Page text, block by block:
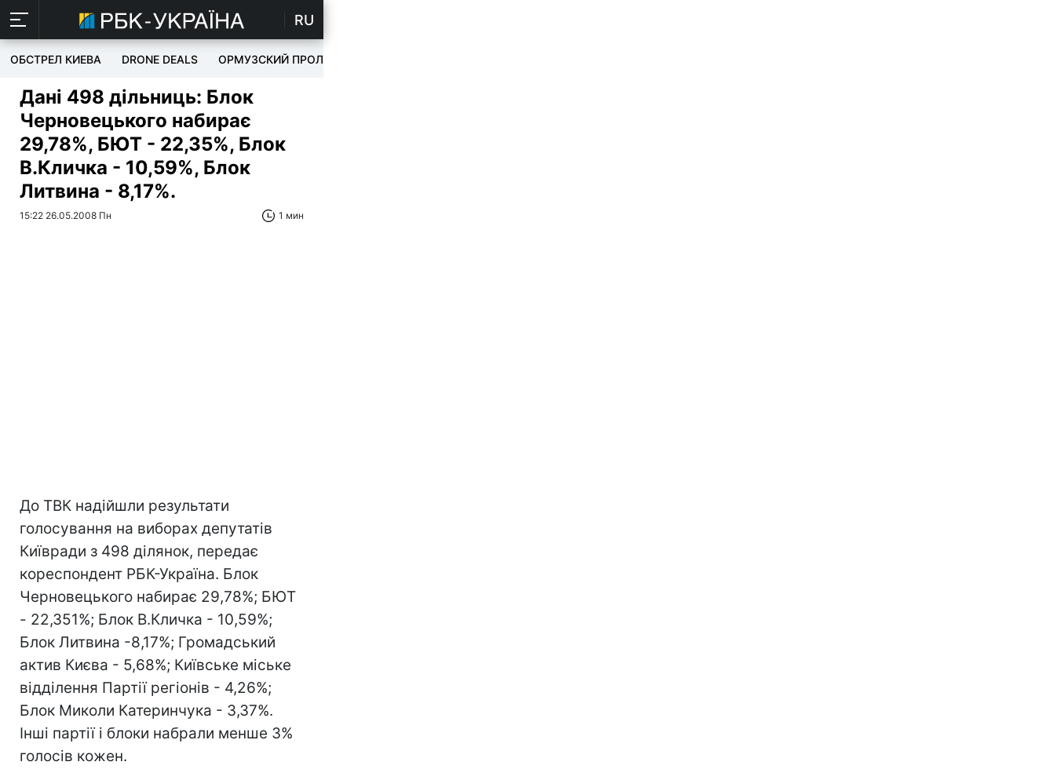
RU
ОБСТРЕЛ КИЕВА DRONE DEALS ОРМУЗСКИЙ ПРОЛИВ
Дані 498 дільниць: Блок
Черновецького набирає
29,78%, БЮТ - 22,35%, Блок
В.Кличка - 10,59%, Блок
Литвина - 8,17%.
15:22 26.05.2008 Пн 1 мин
До ТВК надійшли результати
голосування на виборах депутатів
Київради з 498 ділянок, передає
кореспондент РБК-Україна. Блок
Черновецького набирає 29,78%; БЮТ
- 22,351%; Блок В.Кличка - 10,59%;
Блок Литвина -8,17%; Громадський
актив Києва - 5,68%; Київське міське
відділення Партії регіонів - 4,26%;
Блок Миколи Катеринчука - 3,37%.
Інші партії і блоки набрали менше 3%
голосів кожен.